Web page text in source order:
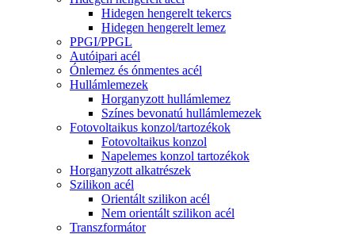
Hidegen hengerelt tekercs
Hidegen hengerelt lemez
PPGI/PPGL
Autóipari acél
Ónlemez és ónmentes acél
Hullámlemezek
Horganyzott hullámlemez
Színes bevonatú hullámlemezek
Fotovoltaikus konzol/tartozékok
Fotovoltaikus konzol
Napelemes konzol tartozékok
Horganyzott alkatrészek
Szilikon acél
Orientált szilikon acél
Nem orientált szilikon acél
Transzformátor